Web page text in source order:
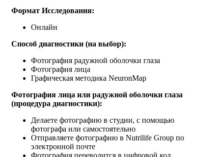
Формат Исследования:
Онлайн
Способ диагностики (на выбор):
Фотография радужной оболочки глаза
Фотография лица
Графическая методика NeuronMap
Фотография лица или радужной оболочки глаза
(процедура диагностики):
Делаете фотографию в студии, с помощью
фотографа или самостоятельно
Отправляете фотографию в Nutrilife Group по
электронной почте